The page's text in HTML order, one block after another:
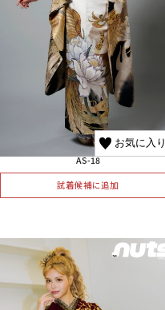
お気に入り
AS-18
試着候補に追加